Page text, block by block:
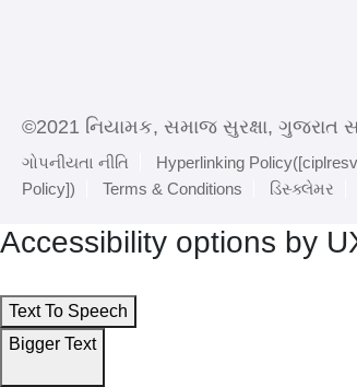
©2021 નિયામક, સમાજ સુરક્ષા, ગુજરાત
ગોપનીયતા નીતિ Hyperlinking
Policy])
Terms & Conditions ડિસ્ક્લેમર
Accessibility options by
Text To Speech
Bigger Text